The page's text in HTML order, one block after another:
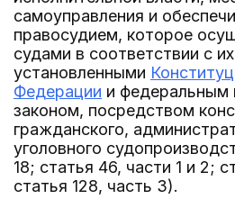
самоуправления и
правосудием, которое
судами в соответствии с
установленными
Федерации и федеральным
законом, посредством
гражданского,
уголовного
18; статья 46, части 1 и 2;
статья 128, часть 3).